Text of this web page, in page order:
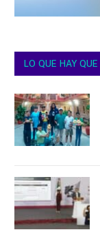
LO QUE HAY QUE